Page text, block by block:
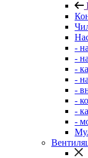
-
-
-
-
-
-
-
-